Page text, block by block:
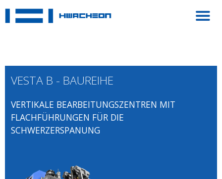
VESTA B - BAUREIHE
VERTIKALE BEARBEITUNGSZENTREN MIT
FLACHFÜHRUNGEN FÜR DIE
SCHWERZERSPANUNG